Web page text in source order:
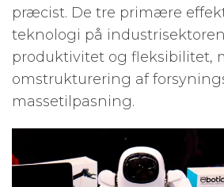
præcist. De tre primære
teknologi på
produktivitet og fleksibilitet,
omstrukturering af
massetilpasning.